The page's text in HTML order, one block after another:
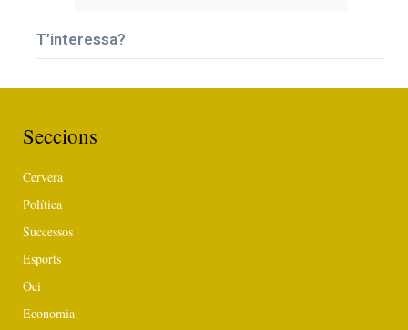
T’interessa?
Seccions
Cervera
Política
Successos
Esports
Oci
Economia